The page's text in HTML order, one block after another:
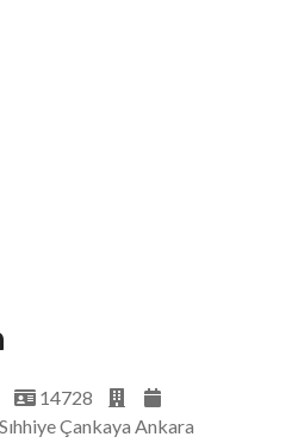
14728
Çankaya Ankara